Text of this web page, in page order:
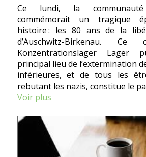
Ce lundi, la communauté
commémorait un tragique
histoire : les 80 ans de la
d’Auschwitz-Birkenau. Ce
Konzentrationslager Lager
principal lieu de l’extermination
inférieures, et de tous les
rebutant les nazis, constitue le
Voir plus